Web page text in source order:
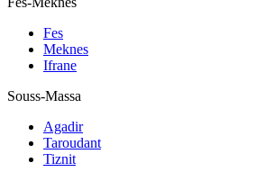
Fes
Meknes
Ifrane
Souss-Massa
Agadir
Taroudant
Tiznit